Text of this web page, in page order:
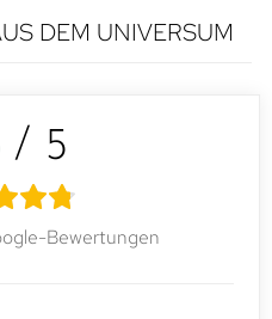
DEM UNIVERSUM
/ 5
Bewertungen